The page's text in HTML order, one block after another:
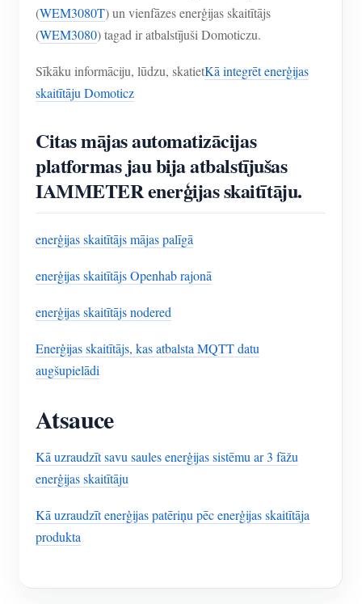
(WEM3080T) un vienfāzes enerģijas skaitītājs
(WEM3080) tagad ir atbalstījuši Domoticzu.
Sīkāku informāciju, lūdzu, skatietKā integrēt enerģijas
skaitītāju Domoticz
Citas mājas automatizācijas
platformas jau bija atbalstījušas
IAMMETER enerģijas skaitītāju.
enerģijas skaitītājs mājas palīgā
enerģijas skaitītājs Openhab rajonā
enerģijas skaitītājs nodered
Enerģijas skaitītājs, kas atbalsta MQTT datu
augšupielādi
Atsauce
Kā uzraudzīt savu saules enerģijas sistēmu ar 3 fāžu
enerģijas skaitītāju
Kā uzraudzīt enerģijas patēriņu pēc enerģijas skaitītāja
produkta